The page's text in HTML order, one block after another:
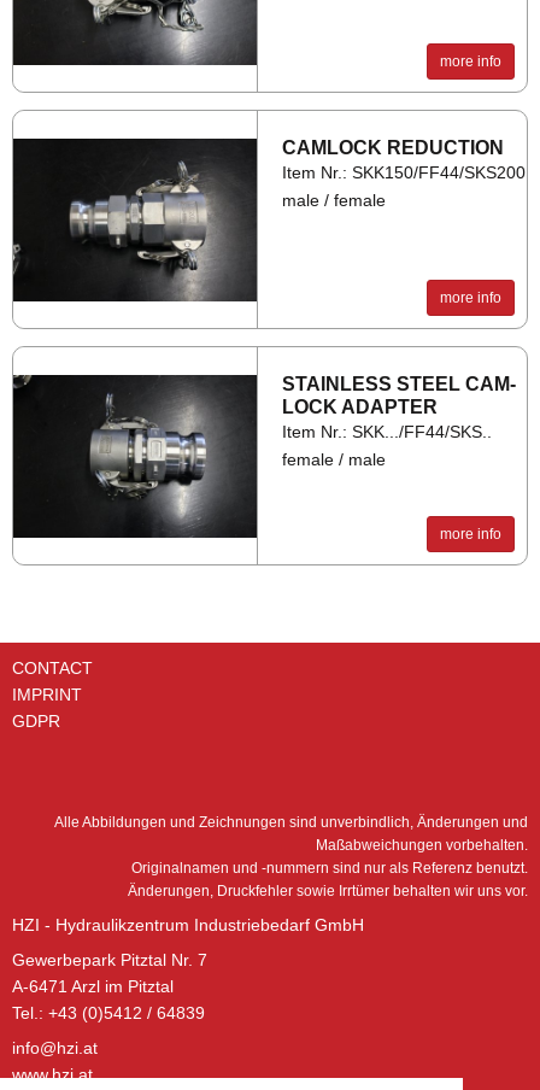
more info
CAM­LOCK RE­DUC­TION
Item Nr.: SKK150/FF44/SKS200
male / female
more info
STAIN­LESS STEEL CAM­
LOCK AD­APTER
Item Nr.: SKK.../FF44/SKS..
female / male
more info
CONTACT
IMPRINT
GDPR
Alle Abbildungen und Zeichnungen sind unverbindlich, Änderungen und
Maßabweichungen vorbehalten.
Originalnamen und -nummern sind nur als Referenz benutzt.
Änderungen, Druckfehler sowie Irrtümer behalten wir uns vor.
HZI - Hydraulikzentrum Industriebedarf GmbH
Gewerbepark Pitztal Nr. 7
A-6471 Arzl im Pitztal
Tel.: +43 (0)5412 / 64839
info@hzi.at
www.hzi.at